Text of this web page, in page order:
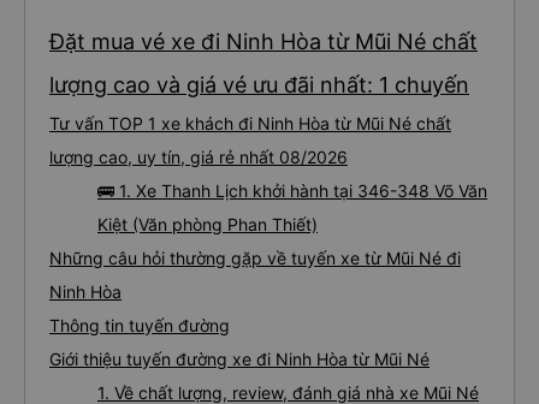
Đặt mua vé xe đi Ninh Hòa từ Mũi Né chất
lượng cao và giá vé ưu đãi nhất: 1 chuyến
Tư vấn TOP 1 xe khách đi Ninh Hòa từ Mũi Né chất
lượng cao, uy tín, giá rẻ nhất 08/2026
🚌 1. Xe Thanh Lịch khởi hành tại 346-348 Võ Văn
Kiệt (Văn phòng Phan Thiết)
Những câu hỏi thường gặp về tuyến xe từ Mũi Né đi
Ninh Hòa
Thông tin tuyến đường
Giới thiệu tuyến đường xe đi Ninh Hòa từ Mũi Né
1. Về chất lượng, review, đánh giá nhà xe Mũi Né